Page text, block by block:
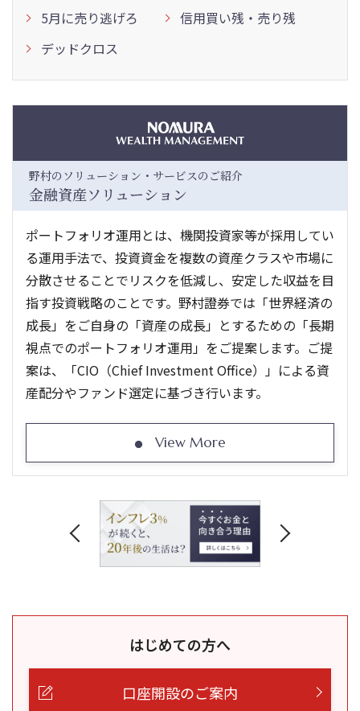
5月に売り逃げろ
信用買い残・売り残
デッドクロス
野村のソリューション・サービスのご紹介
金融資産ソリューション
ポートフォリオ運用とは、機関投資家等が採用してい
る運用手法で、投資資金を複数の資産クラスや市場に
分散させることでリスクを低減し、安定した収益を目
指す投資戦略のことです。野村證券では「世界経済の
成長」をご自身の「資産の成長」とするための「長期
視点でのポートフォリオ運用」をご提案します。ご提
案は、「CIO（Chief Investment Office）」による資
産配分やファンド選定に基づき行います。
View More
はじめての方へ
口座開設のご案内